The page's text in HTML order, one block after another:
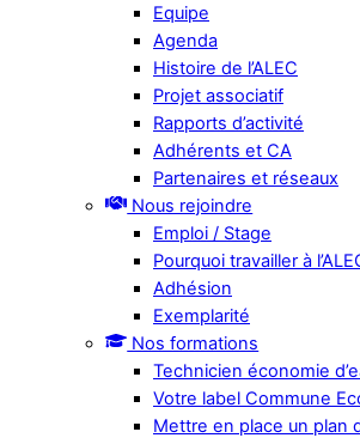
Equipe
Agenda
Histoire de l’ALEC
Projet associatif
Rapports d’activité
Adhérents et CA
Partenaires et réseaux
Nous rejoindre
Emploi / Stage
Pourquoi travailler à
Adhésion
Exemplarité
Nos formations
Technicien économie
Votre label Commune
Mettre en place un plan